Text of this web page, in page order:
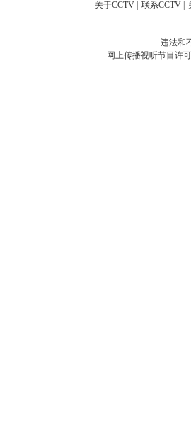
关于CCTV 联系CCTV
违法和
网上传播视听节目许